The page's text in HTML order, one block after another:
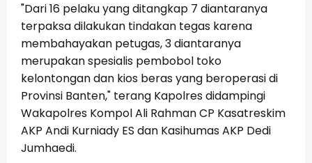
"Dari 16 pelaku yang ditangkap 7 diantaranya
terpaksa dilakukan tindakan tegas karena
membahayakan petugas, 3 diantaranya
merupakan spesialis pembobol toko
kelontongan dan kios beras yang beroperasi di
Provinsi Banten," terang Kapolres didampingi
Wakapolres Kompol Ali Rahman CP Kasatreskim
AKP Andi Kurniady ES dan Kasihumas AKP Dedi
Jumhaedi.